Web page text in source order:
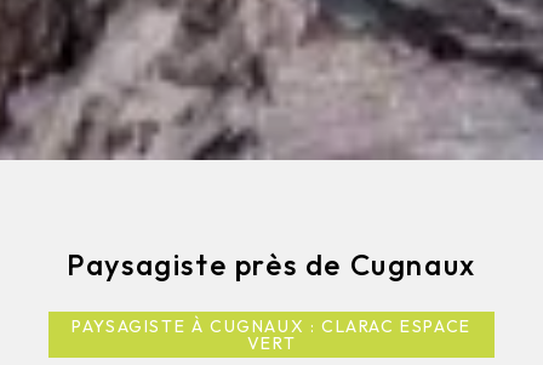
Paysagiste près de Cugnaux
PAYSAGISTE À CUGNAUX : CLARAC ESPACE
VERT